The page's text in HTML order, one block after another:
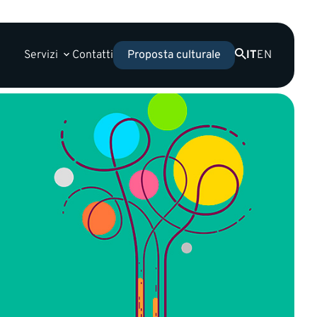
Servizi Contatti Proposta culturale ITEN